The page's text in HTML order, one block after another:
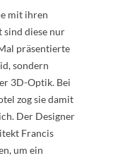
mit ihren
sind diese nur
präsentierte
sondern
3D-Optik. Bei
zog sie damit
Der Designer
Francis
um ein